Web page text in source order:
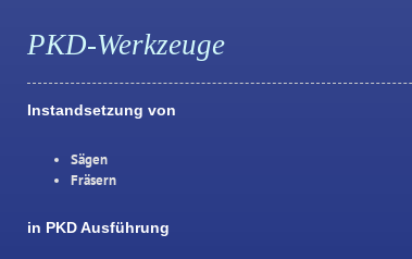
PKD-Werkzeuge
Instandsetzung von
Sägen
Fräsern
in PKD Ausführung